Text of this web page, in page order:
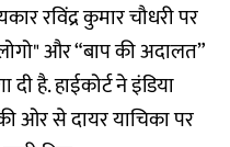
रविंद्र कुमार चौधरी पर
और “बाप की अदालत”
है. हाईकोर्ट ने इंडिया
ओर से दायर याचिका पर